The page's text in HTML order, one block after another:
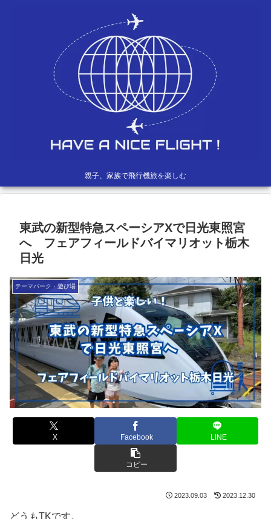
親子、家族で飛行機旅を楽しむ
東武の新型特急スペーシアXで日光東照宮
へ フェアフィールドバイマリオット栃木
日光
テーマパーク・遊び場
X Facebook LINE
コピー
2023.09.03 2023.12.30
どうもTKです。